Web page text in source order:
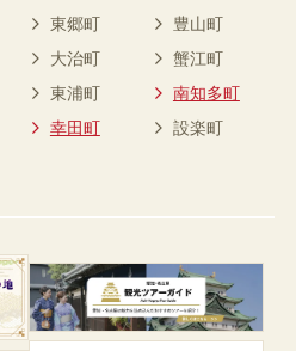
東郷町
豊山町
大治町
蟹江町
東浦町
南知多町
幸田町
設楽町